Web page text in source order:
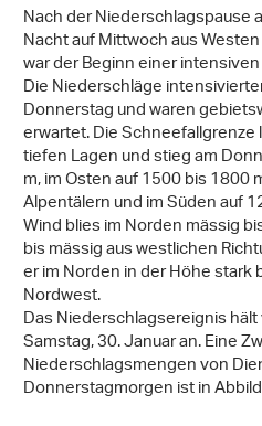
Nach der Niederschlagspause
Nacht auf Mittwoch aus
war der Beginn einer
Die Niederschläge
Donnerstag und waren
erwartet. Die
tiefen Lagen und stieg am
m, im Osten auf 1500 bis 1800
Alpentälern und im Süden auf
Wind blies im Norden mässig
bis mässig aus westlichen
er im Norden in der Höhe stark
Nordwest.
Das Niederschlagsereignis
Samstag, 30. Januar an. Eine
Niederschlagsmengen von
Donnerstagmorgen ist in